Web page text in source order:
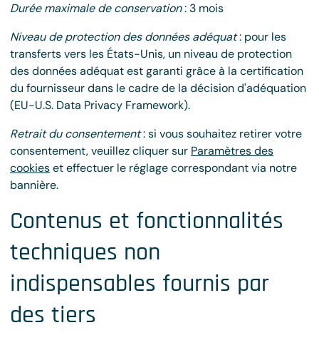
Durée maximale de conservation: 3 mois
Niveau de protection des données adéquat: pour les
transferts vers les États-Unis, un niveau de protection
des données adéquat est garanti grâce à la certification
du fournisseur dans le cadre de la décision d'adéquation
(EU-U.S. Data Privacy Framework).
Retrait du consentement: si vous souhaitez retirer votre
consentement, veuillez cliquer sur Paramètres des
cookieset effectuer le réglage correspondant via notre
bannière.
Contenus et fonctionnalités
techniques non
indispensables fournis par
des tiers